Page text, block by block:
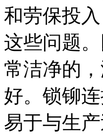
和劳保投
这些问题
常洁净的
好。锁铆
易于与生